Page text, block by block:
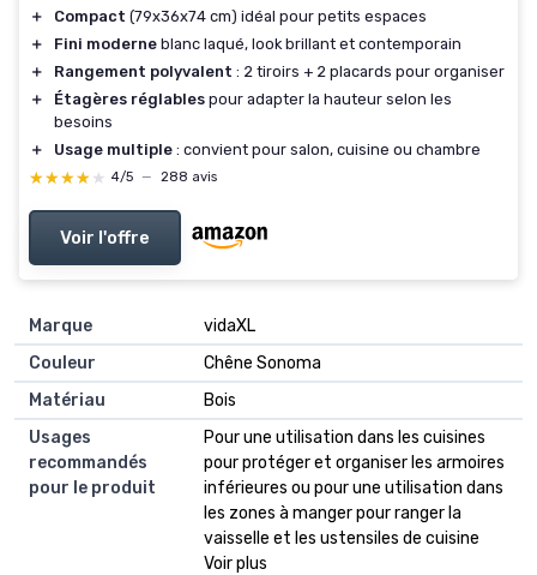
＋ Compact (79x36x74 cm) idéal pour petits espaces
＋
Fini moderne blanc laqué, look brillant et contemporain
＋
Rangement polyvalent : 2 tiroirs + 2 placards pour organiser
＋
Étagères réglables pour adapter la hauteur selon les
besoins
＋
Usage multiple : convient pour salon, cuisine ou chambre
★★★★★
★★★★★ 4/5 — 288 avis
Voir l'offre
Marque
vidaXL
Couleur
Chêne Sonoma
Matériau
Bois
Usages
recommandés
pour le produit
Pour une utilisation dans les cuisines
pour protéger et organiser les armoires
inférieures ou pour une utilisation dans
les zones à manger pour ranger la
vaisselle et les ustensiles de cuisine
Voir plus